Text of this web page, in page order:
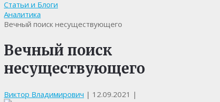
Статьи и Блоги
Аналитика
Вечный поиск несуществующего
Вечный поиск
несуществующего
Виктор Владимирович | 12.09.2021 |